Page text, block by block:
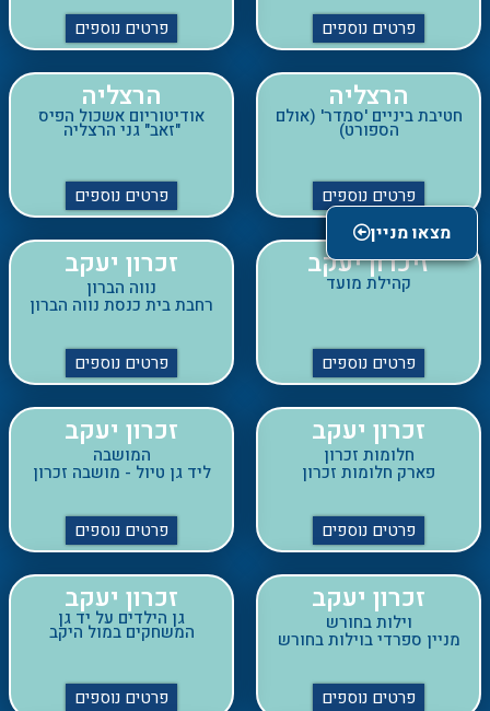
הרצליה
חטיבת ביניים 'סמדר' (אולם
הספורט)
פרטים נוספים
הרצליה
אודיטוריום אשכול הפיס
"זאב" גני הרצליה
פרטים נוספים
זיכרון יעקב
קהילת מועד
פרטים נוספים
זכרון יעקב
נווה הברון
פרטים נוספים
זכרון יעקב
חלומות זכרון
פרטים נוספים
זכרון יעקב
המושבה
פרטים נוספים
זכרון יעקב
וילות בחורש
פרטים נוספים
זכרון יעקב
גן הילדים על יד גן
המשחקים במול היקב
פרטים נוספים
זכרון-יעקב חבצלת השרון